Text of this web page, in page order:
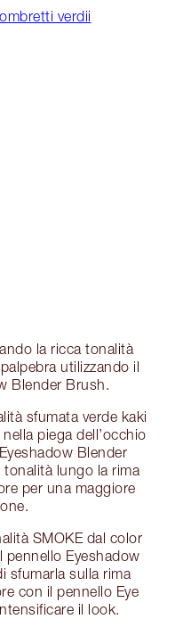
verdii
la ricca tonalità
utilizzando il
Blender Brush.
sfumata verde kaki
piega dell’occhio
Blender
lungo la rima
per una maggiore
SMOKE dal color
pennello Eyeshadow
sfumarla sulla rima
con il pennello Eye
il look.